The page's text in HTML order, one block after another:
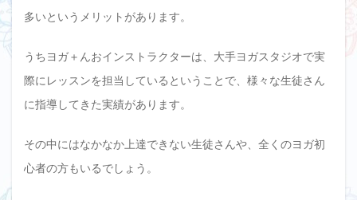
多いというメリットがあります。
うちヨガ＋んおインストラクターは、大手ヨガスタジオで実
際にレッスンを担当しているということで、様々な生徒さん
に指導してきた実績があります。
その中にはなかなか上達できない生徒さんや、全くのヨガ初
心者の方もいるでしょう。